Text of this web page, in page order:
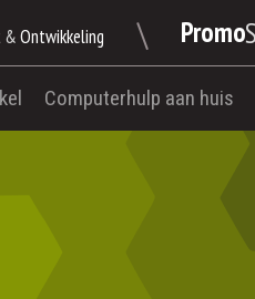
&Ontwikkeling \ Promo
Computerhulp aan huis